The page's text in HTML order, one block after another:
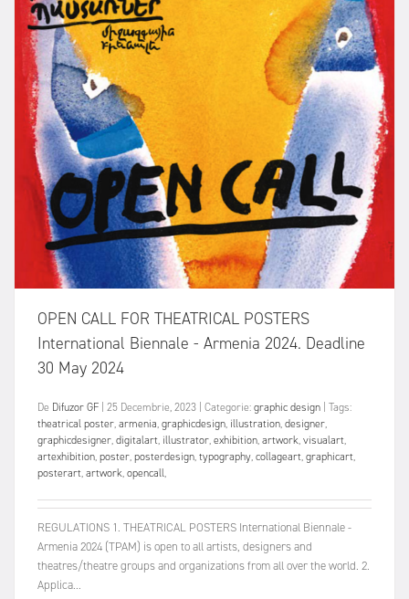
OPEN CALL FOR THEATRICAL POSTERS
International Biennale - Armenia 2024. Deadline
30 May 2024
De Difuzor GF 25 Decembrie, 2023 Categorie:graphic design Tags:
theatrical poster,armenia,graphicdesign, illustration,designer,
graphicdesigner,digitalart, illustrator,exhibition,artwork,visualart,
artexhibition,poster,posterdesign,typography,collageart,graphicart,
posterart,artwork,opencall,
REGULATIONS 1. THEATRICAL POSTERS International Biennale -
Armenia 2024 (TPAM) is open to all artists, designers and
theatres/theatre groups and organizations from all over the world. 2.
Applica...